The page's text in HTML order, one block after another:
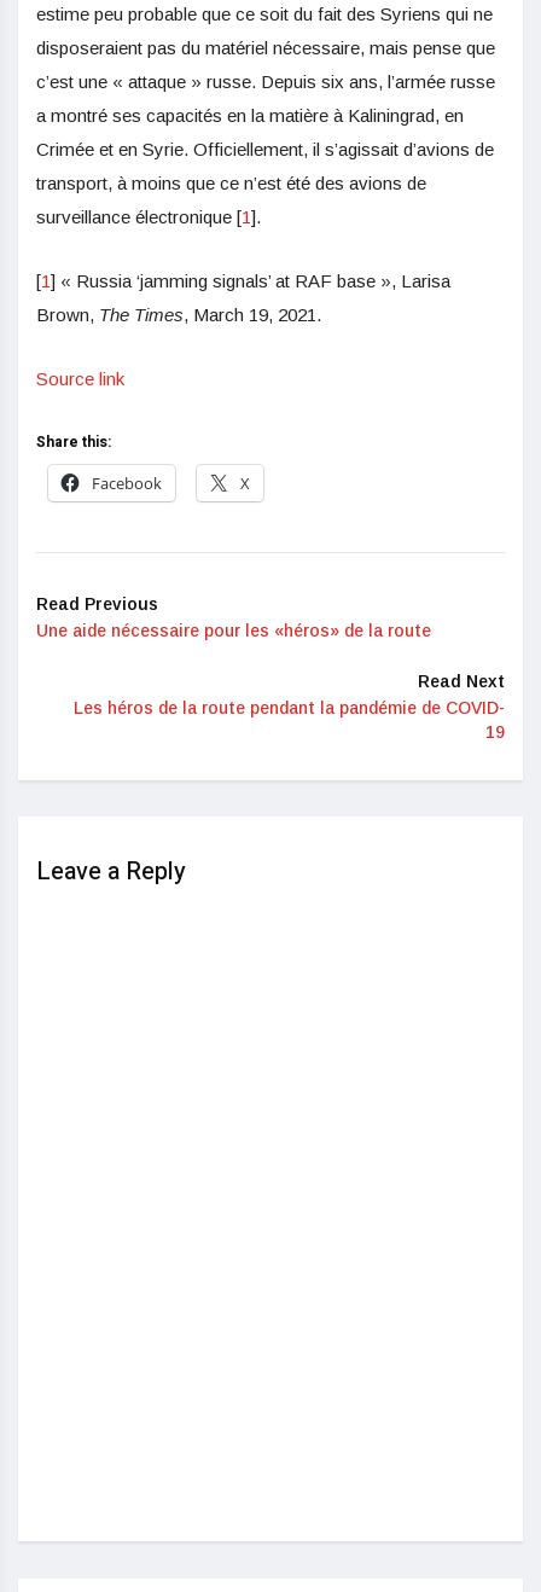
estime peu probable que ce soit du fait des Syriens qui ne
disposeraient pas du matériel nécessaire, mais pense que
c’est une « attaque » russe. Depuis six ans, l’armée russe
a montré ses capacités en la matière à Kaliningrad, en
Crimée et en Syrie. Officiellement, il s’agissait d’avions de
transport, à moins que ce n’est été des avions de
surveillance électronique [1].
[1] « Russia ‘jamming signals’ at RAF base », Larisa
Brown, The Times, March 19, 2021.
Source link
Share this:
Facebook
X
Read Previous
Une aide nécessaire pour les «héros» de la route
Read Next
Les héros de la route pendant la pandémie de COVID-
19
Leave a Reply